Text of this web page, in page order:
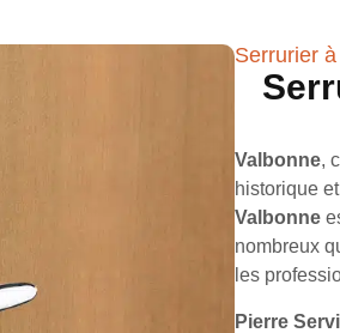
Serrurier
Valbonne,
historique
Valbonne
nombreux
les
Pierre